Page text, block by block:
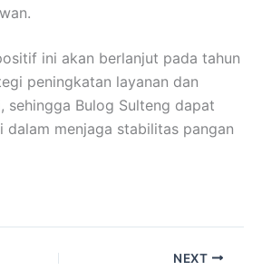
ini akan berlanjut pada tahun
peningkatan layanan dan
sehingga Bulog Sulteng dapat
menjaga stabilitas pangan
NEXT